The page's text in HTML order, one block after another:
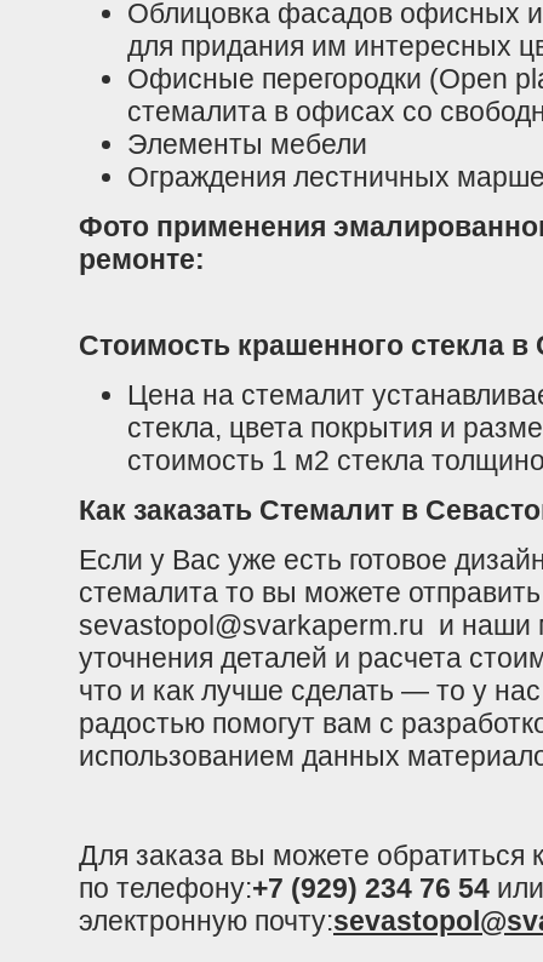
Облицовка фасадов офисных
для придания им интересных
Офисные перегородки (Open
стемалита в офисах со
Элементы мебели
Ограждения лестничных
Фото применения
ремонте:
Стоимость крашенного стекла
Цена на стемалит
стекла, цвета покрытия и
стоимость 1 м2 стекла
Как заказать Стемалит в
Если у Вас уже есть готовое
стемалита то вы можете
sevastopol@svarkaperm.ru и наши
уточнения деталей и расчета
что и как лучше сделать — то у
радостью помогут вам с
использованием данных
Для заказа вы можете
по телефону:+7 (929) 234 76 54
электронную почту: